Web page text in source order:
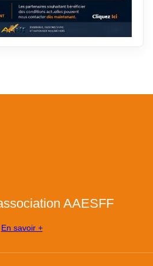
AAESFF
En savoir +